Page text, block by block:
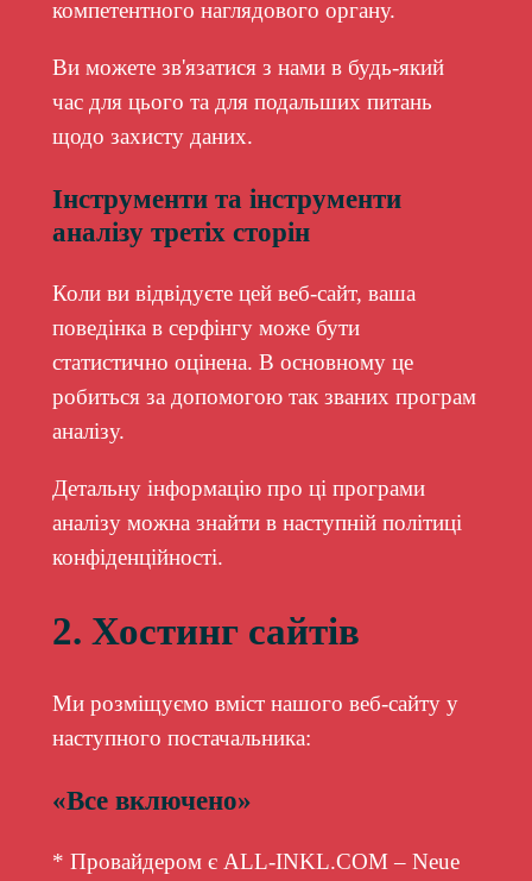
компетентного наглядового органу.
Ви можете зв'язатися з нами в будь-який
час для цього та для подальших питань
щодо захисту даних.
Інструменти та інструменти
аналізу третіх сторін
Коли ви відвідуєте цей веб-сайт, ваша
поведінка в серфінгу може бути
статистично оцінена. В основному це
робиться за допомогою так званих програм
аналізу.
Детальну інформацію про ці програми
аналізу можна знайти в наступній політиці
конфіденційності.
2. Хостинг сайтів
Ми розміщуємо вміст нашого веб-сайту у
наступного постачальника:
«Все включено»
* Провайдером є ALL-INKL.COM – Neue